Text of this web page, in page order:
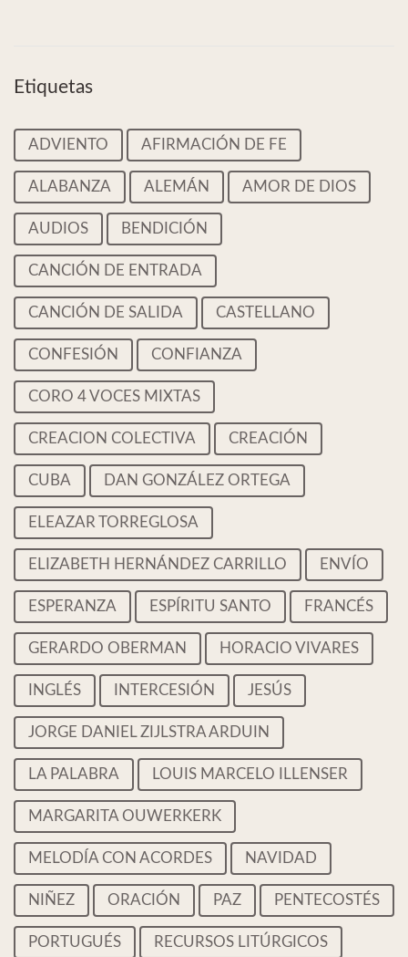
Etiquetas
ADVIENTO AFIRMACIÓN DE FE
ALABANZA ALEMÁN AMOR DE DIOS
AUDIOS BENDICIÓN
CANCIÓN DE ENTRADA
CANCIÓN DE SALIDA CASTELLANO
CONFESIÓN CONFIANZA
CORO 4 VOCES MIXTAS
CREACION COLECTIVA CREACIÓN
CUBA DAN GONZÁLEZ ORTEGA
ELEAZAR TORREGLOSA
ELIZABETH HERNÁNDEZ CARRILLO ENVÍO
ESPERANZA ESPÍRITU SANTO FRANCÉS
GERARDO OBERMAN HORACIO VIVARES
INGLÉS INTERCESIÓN JESÚS
JORGE DANIEL ZIJLSTRA ARDUIN
LA PALABRA LOUIS MARCELO ILLENSER
MARGARITA OUWERKERK
MELODÍA CON ACORDES NAVIDAD
NIÑEZ ORACIÓN PAZ PENTECOSTÉS
PORTUGUÉS RECURSOS LITÚRGICOS